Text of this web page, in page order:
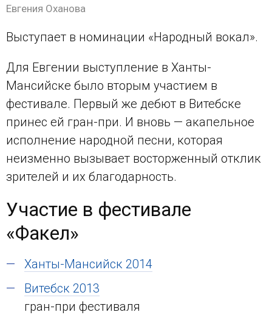
Евгения Оханова
Выступает в номинации «Народный вокал».
Для Евгении выступление в Ханты-
Мансийске было вторым участием в
фестивале. Первый же дебют в Витебске
принес ей гран-при. И вновь — акапельное
исполнение народной песни, которая
неизменно вызывает восторженный отклик
зрителей и их благодарность.
Участие в фестивале
«Факел»
Ханты-Мансийск 2014
Витебск 2013
гран-при фестиваля